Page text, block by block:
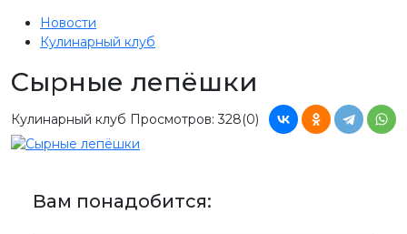
Новости
Кулинарный клуб
Сырные лепёшки
Кулинарный клуб Просмотров: 328(0)
Вам понадобится: